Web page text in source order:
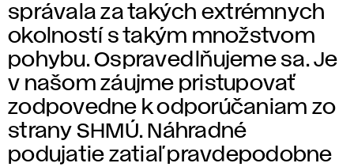
správala za takých extrémnych
okolností s takým množstvom
pohybu. Ospravedlňujeme sa. Je
v našom záujme pristupovať
zodpovedne k odporúčaniam zo
strany SHMÚ. Náhradné
podujatie zatiaľ pravdepodobne